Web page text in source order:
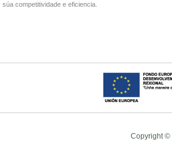
súa competitividade e eficiencia.
Copyright ©